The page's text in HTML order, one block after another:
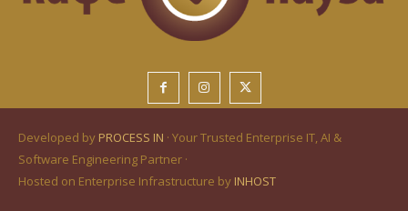
Developed by PROCESS IN · Your Trusted Enterprise IT, AI &
Software Engineering Partner ·
Hosted on Enterprise Infrastructure by INHOST